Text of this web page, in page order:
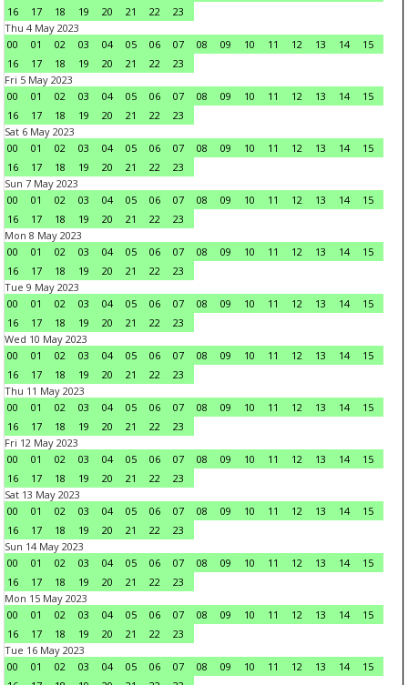
16
17 18 19 20 21 22
23
Thu 4 May 2023
00
01 02 03 04 05 06 07 08 09 10 11 12 13 14
15
16
17 18 19 20 21 22
23
Fri 5 May 2023
00
01 02 03 04 05 06 07 08 09 10 11 12 13 14
15
16
17 18 19 20 21 22
23
Sat 6 May 2023
00
01 02 03 04 05 06 07 08 09 10 11 12 13 14
15
16
17 18 19 20 21 22
23
Sun 7 May 2023
00
01 02 03 04 05 06 07 08 09 10 11 12 13 14
15
16
17 18 19 20 21 22
23
Mon 8 May 2023
00
01 02 03 04 05 06 07 08 09 10 11 12 13 14
15
16
17 18 19 20 21 22
23
Tue 9 May 2023
00
01 02 03 04 05 06 07 08 09 10 11 12 13 14
15
16
17 18 19 20 21 22
23
Wed 10 May 2023
00
01 02 03 04 05 06 07 08 09 10 11 12 13 14
15
16
17 18 19 20 21 22
23
Thu 11 May 2023
00
01 02 03 04 05 06 07 08 09 10 11 12 13 14
15
16
17 18 19 20 21 22
23
Fri 12 May 2023
00
01 02 03 04 05 06 07 08 09 10 11 12 13 14
15
16
17 18 19 20 21 22
23
Sat 13 May 2023
00
01 02 03 04 05 06 07 08 09 10 11 12 13 14
15
16
17 18 19 20 21 22
23
Sun 14 May 2023
00
01 02 03 04 05 06 07 08 09 10 11 12 13 14
15
16
17 18 19 20 21 22
23
Mon 15 May 2023
00
01 02 03 04 05 06 07 08 09 10 11 12 13 14
15
16
17 18 19 20 21 22
23
Tue 16 May 2023
00
01 02 03 04 05 06 07 08 09 10 11 12 13 14
15